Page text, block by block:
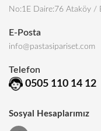
No:1E Daire:76 Ataköy /
E-Posta
info@pastasipariset.com
Telefon
0505 110 14 12
Sosyal Hesaplarımız